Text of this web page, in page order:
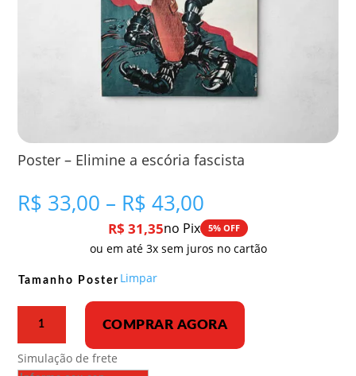
Poster – Elimine a escória fascista
R$ 33,00 – R$ 43,00
de
preço:
R$ 33,00
R$ 31,35no Pix 5% OFF
ou em até 3x sem juros no cartão
Tamanho Poster Limpar
a
COMPRAR AGORA
Simulação de frete